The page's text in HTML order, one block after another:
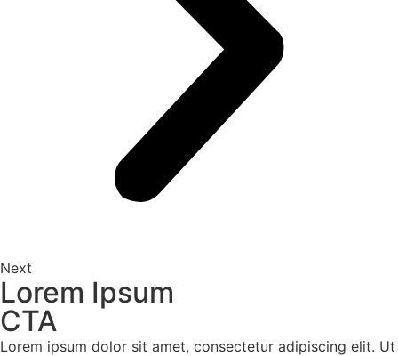
Next
Lorem Ipsum
CTA
Lorem ipsum dolor sit amet, consectetur adipiscing elit. Ut